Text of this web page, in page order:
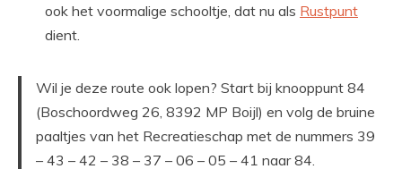
ook het voormalige schooltje, dat nu als Rustpunt
dient.
Wil je deze route ook lopen? Start bij knooppunt 84
(Boschoordweg 26, 8392 MP Boijl) en volg de bruine
paaltjes van het Recreatieschap met de nummers 39
– 43 – 42 – 38 – 37 – 06 – 05 – 41 naar 84.